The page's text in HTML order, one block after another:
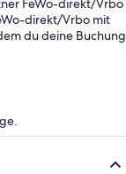
FeWo-direkt/Vrbo
direkt/Vrbo mit
du deine Buchung